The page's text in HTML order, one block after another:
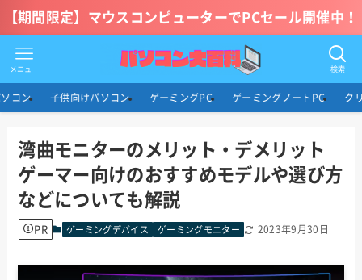
【期間限定】マウスコンピューターでPCセール開催中！
検索
メニュー
コン 子供向けパソコン ゲーミングPC ゲーミングノートPC ク
湾曲モニターのメリット・デメリット
ゲーマー向けのおすすめモデルや選び方
などについても解説
PR ゲーミングデバイス ゲーミングモニター 2023年9月30日